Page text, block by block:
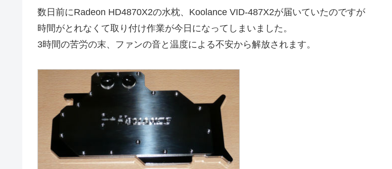
数日前にRadeon HD4870X2の水枕、Koolance VID-487X2が届いていたのですが
時間がとれなくて取り付け作業が今日になってしまいました。
3時間の苦労の末、ファンの音と温度による不安から解放されます。